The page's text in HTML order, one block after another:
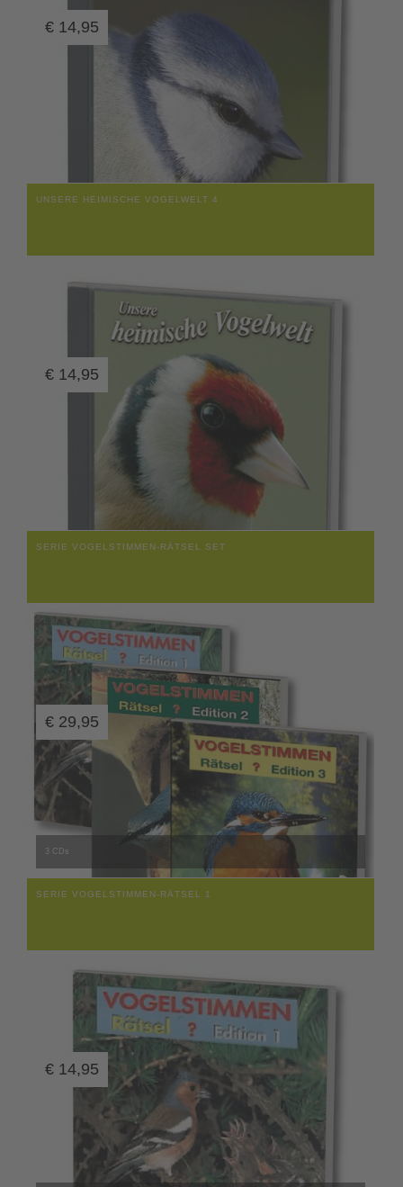
€ 14,95
UNSERE HEIMISCHE VOGELWELT 4
€ 14,95
SERIE VOGELSTIMMEN-RÄTSEL SET
3 CDs
€ 29,95
SERIE VOGELSTIMMEN-RÄTSEL 1
€ 14,95